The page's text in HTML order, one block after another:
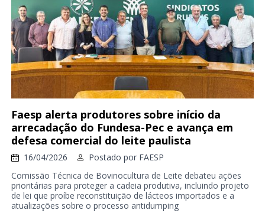
Faesp alerta produtores sobre início da
arrecadação do Fundesa-Pec e avança em
defesa comercial do leite paulista
16/04/2026 Postado por FAESP
Comissão Técnica de Bovinocultura de Leite debateu ações
prioritárias para proteger a cadeia produtiva, incluindo projeto
de lei que proíbe reconstituição de lácteos importados e a
atualizações sobre o processo antidumping